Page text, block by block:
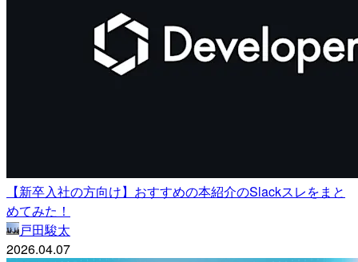
【新卒入社の方向け】おすすめの本紹介のSlackスレをまと
めてみた！
戸田駿太
2026.04.07